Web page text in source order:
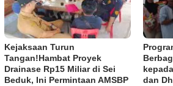
Kejaksaan Turun
Tangan!Hambat Proyek
Drainase Rp15 Miliar di Sei
Beduk, Ini Permintaan AMSBP
dan